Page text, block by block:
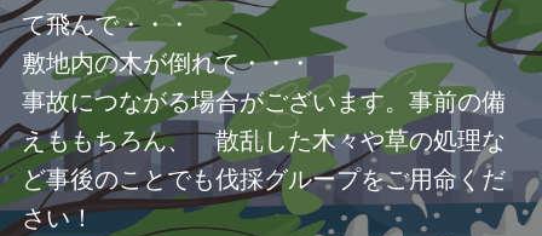
て飛んで・・・
敷地内の木が倒れて・・・
事故につながる場合がございます。事前の備
えももちろん、 散乱した木々や草の処理な
ど事後のことでも伐採グループをご用命くだ
さい！